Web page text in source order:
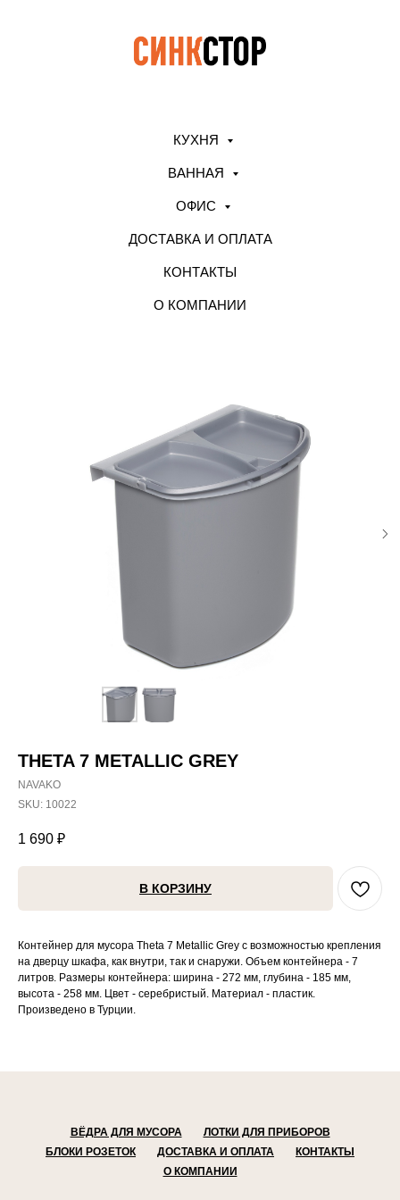
КУХНЯ
ВАННАЯ
ОФИС
ДОСТАВКА И ОПЛАТА
КОНТАКТЫ
О КОМПАНИИ
THETA 7 METALLIC GREY
NAVAKO
SKU: 10022
1 690 ₽
В КОРЗИНУ
Контейнер для мусора Theta 7 Metallic Grey с возможностью крепления
на дверцу шкафа, как внутри, так и снаружи. Объем контейнера - 7
литров. Размеры контейнера: ширина - 272 мм, глубина - 185 мм,
высота - 258 мм. Цвет - серебристый. Материал - пластик.
Произведено в Турции.
ВЁДРА ДЛЯ МУСОРА
ЛОТКИ ДЛЯ ПРИБОРОВ
БЛОКИ РОЗЕТОК
ДОСТАВКА И ОПЛАТА
КОНТАКТЫ
О КОМПАНИИ